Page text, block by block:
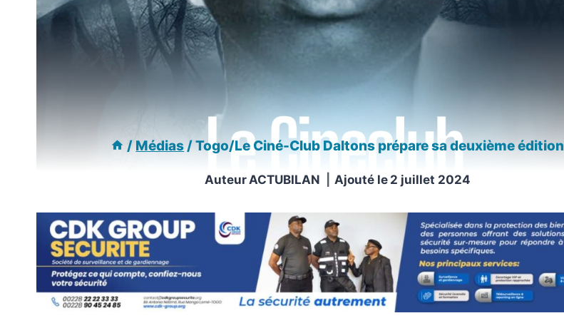
/ Médias/Togo/Le Ciné-Club Daltons prépare sa deuxième édition
AuteurACTUBILAN Ajouté le 2 juillet 2024